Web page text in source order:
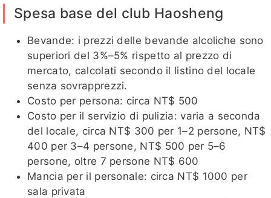
Spesa base del club Haosheng
Bevande: i prezzi delle bevande alcoliche sono
superiori del 3%–5% rispetto al prezzo di
mercato, calcolati secondo il listino del locale
senza sovrapprezzi.
Costo per persona: circa NT$ 500
Costo per il servizio di pulizia: varia a seconda
del locale, circa NT$ 300 per 1–2 persone, NT$
400 per 3–4 persone, NT$ 500 per 5–6
persone, oltre 7 persone NT$ 600
Mancia per il personale: circa NT$ 1000 per
sala privata